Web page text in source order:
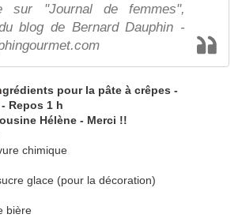
sur "Journal de femmes",
blog de Bernard Dauphin -
pour la pâte à crêpes -
Repos 1 h
Hélène - Merci !!
chimique
glace (pour la décoration)
bière